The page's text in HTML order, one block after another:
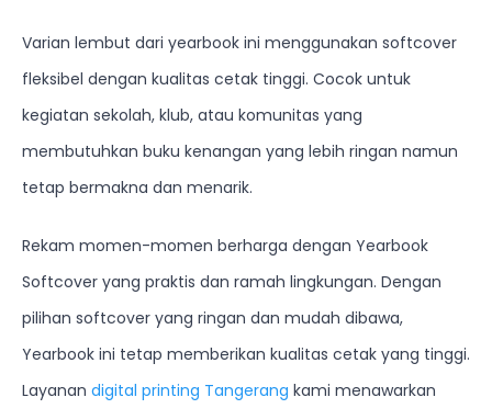
Varian lembut dari yearbook ini menggunakan softcover
fleksibel dengan kualitas cetak tinggi. Cocok untuk
kegiatan sekolah, klub, atau komunitas yang
membutuhkan buku kenangan yang lebih ringan namun
tetap bermakna dan menarik.
Rekam momen-momen berharga dengan Yearbook
Softcover yang praktis dan ramah lingkungan. Dengan
pilihan softcover yang ringan dan mudah dibawa,
Yearbook ini tetap memberikan kualitas cetak yang tinggi.
Layanan digital printing Tangerang kami menawarkan